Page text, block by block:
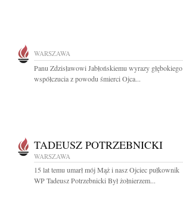
WARSZAWA
Panu Zdzisławowi Jabłońskiemu wyrazy głębokiego
współczucia z powodu śmierci Ojca...
TADEUSZ POTRZEBNICKI
WARSZAWA
15 lat temu umarł mój Mąż i nasz Ojciec pułkownik
WP Tadeusz Potrzebnicki Był żołnierzem...